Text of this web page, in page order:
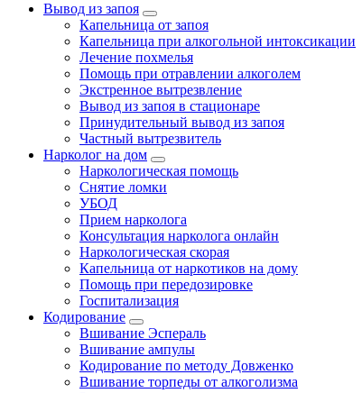
Вывод из запоя
Капельница от запоя
Капельница при алкогольной интоксикации
Лечение похмелья
Помощь при отравлении алкоголем
Экстренное вытрезвление
Вывод из запоя в стационаре
Принудительный вывод из запоя
Частный вытрезвитель
Нарколог на дом
Наркологическая помощь
Снятие ломки
УБОД
Прием нарколога
Консультация нарколога онлайн
Наркологическая скорая
Капельница от наркотиков на дому
Помощь при передозировке
Госпитализация
Кодирование
Вшивание Эспераль
Вшивание ампулы
Кодирование по методу Довженко
Вшивание торпеды от алкоголизма